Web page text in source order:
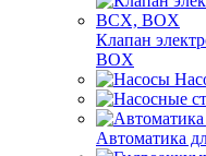
Клапан
BOX
Автоматика